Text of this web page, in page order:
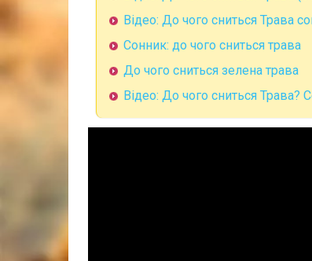
Відео: До чого сниться Трава
Сонник: до чого сниться трава
До чого сниться зелена трава
Відео: До чого сниться Трава?